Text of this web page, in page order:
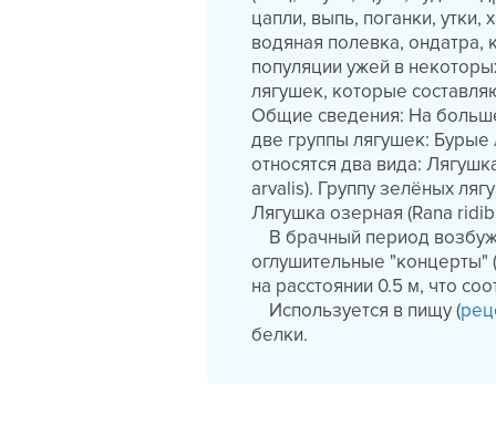
цапли, выпь, поганки,
водяная полевка, ондатра,
популяции ужей в
лягушек, которые
Общие сведения: На
две группы лягушек:
относятся два вида:
arvalis). Группу зелёных
Лягушка озерная (Rana
В брачный период
оглушительные
на расстоянии 0.5 м, что
Используется в пищу (
белки.